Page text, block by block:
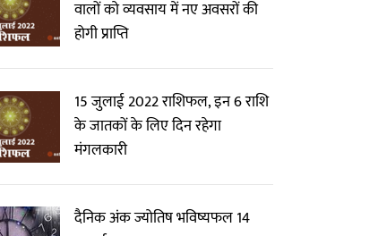
वालों को व्यवसाय में नए अवसरों की
होगी प्राप्ति
15 जुलाई 2022 राशिफल, इन 6 राशि
के जातकों के लिए दिन रहेगा
मंगलकारी
दैनिक अंक ज्योतिष भविष्यफल 14